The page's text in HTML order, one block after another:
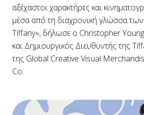
αξέχαστοι χαρακτήρες και
μέσα από τη διαχρονική γλώσσα
Tiffany», δήλωσε ο Christopher
και Δημιουργικός Διευθυντής της
της Global Creative Visual
Co.